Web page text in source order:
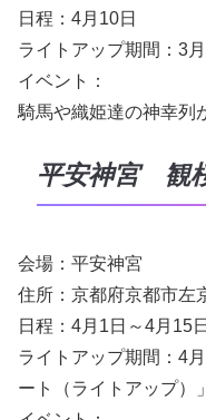
日程：4月10日
ライトアップ期間：3
イベント：
騎馬や織姫達の神幸列
平安神宮 観
会場：平安神宮
住所：京都府京都市左
日程：4月1日～4月15日
ライトアップ期間：4
ート（ライトアップ）